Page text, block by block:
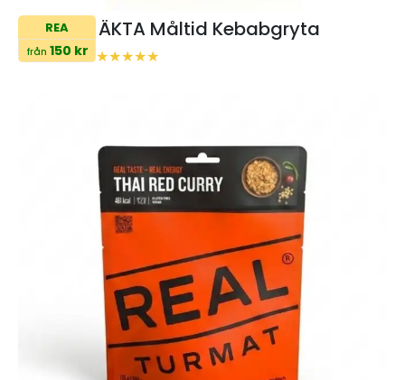
REA
från 150 kr
ÄKTA Måltid Kebabgryta